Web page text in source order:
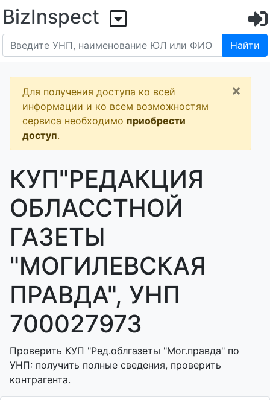
BizInspect
Найти
Для получения доступа ко всей
информации и ко всем возможностям
сервиса необходимо приобрести
доступ.
×
КУП"РЕДАКЦИЯ
ОБЛАССТНОЙ
ГАЗЕТЫ
"МОГИЛЕВСКАЯ
ПРАВДА", УНП
700027973
Проверить КУП "Ред.облгазеты "Мог.правда" по
УНП: получить полные сведения, проверить
контрагента.